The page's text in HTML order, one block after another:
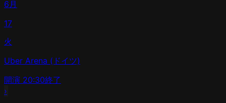
6月
17
火
Uber Arena (ドイツ)
開演 20:30終了
›